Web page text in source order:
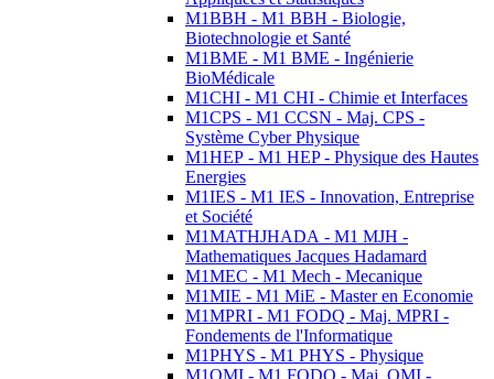
M1BBH - M1 BBH - Biologie,
Biotechnologie et Santé
M1BME - M1 BME - Ingénierie
BioMédicale
M1CHI - M1 CHI - Chimie et Interfaces
M1CPS - M1 CCSN - Maj. CPS -
Système Cyber Physique
M1HEP - M1 HEP - Physique des Hautes
Energies
M1IES - M1 IES - Innovation, Entreprise
et Société
M1MATHJHADA - M1 MJH -
Mathematiques Jacques Hadamard
M1MEC - M1 Mech - Mecanique
M1MIE - M1 MiE - Master en Economie
M1MPRI - M1 FODQ - Maj. MPRI -
Fondements de l'Informatique
M1PHYS - M1 PHYS - Physique
M1QMI - M1 FODQ - Maj. QMI -